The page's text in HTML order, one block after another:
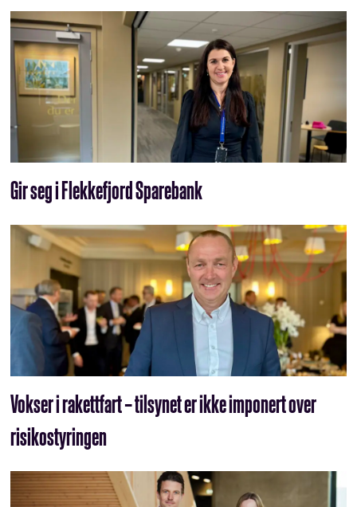
Gir seg i Flekkefjord Sparebank
Vokser i rakettfart – tilsynet er ikke imponert over
risikostyringen